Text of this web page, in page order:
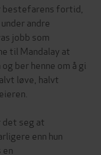
bestefarens fortid,
andre
jobb som
til Mandalay at
ber henne om å gi
løve, halvt
det seg at
enn hun